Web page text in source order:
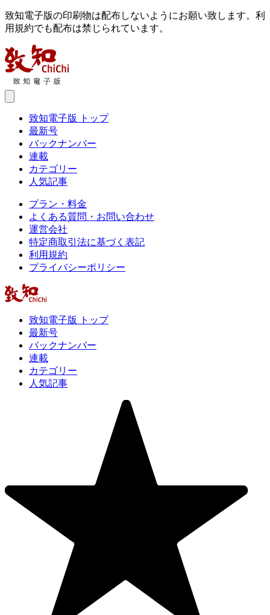
致知電子版の印刷物は配布しないようにお願い致します。利
用規約でも配布は禁じられています。
致知電子版 トップ
最新号
バックナンバー
連載
カテゴリー
人気記事
プラン・料金
よくある質問・お問い合わせ
運営会社
特定商取引法に基づく表記
利用規約
プライバシーポリシー
致知電子版 トップ
最新号
バックナンバー
連載
カテゴリー
人気記事